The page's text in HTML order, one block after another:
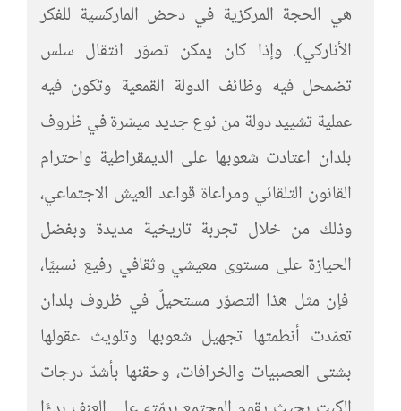
هي الحجة المركزية في دحض الماركسية للفكر
الأناركي). وإذا كان يمكن تصوّر انتقال سلس
تضمحل فيه وظائف الدولة القمعية وتكون فيه
عملية تشييد دولة من نوع جديد ميسّرة في ظروف
بلدان اعتادت شعوبها على الديمقراطية واحترام
القانون التلقائي ومراعاة قواعد العيش الاجتماعي،
وذلك من خلال تجربة تاريخية مديدة وبفضل
الحيازة على مستوى معيشي وثقافي رفيع نسبيًا،
فإن مثل هذا التصوّر مستحيلٌ في ظروف بلدان
تعمّدت أنظمتها تجهيل شعوبها وتلويث عقولها
بشتى العصبيات والخرافات، وحقنها بأشدّ درجات